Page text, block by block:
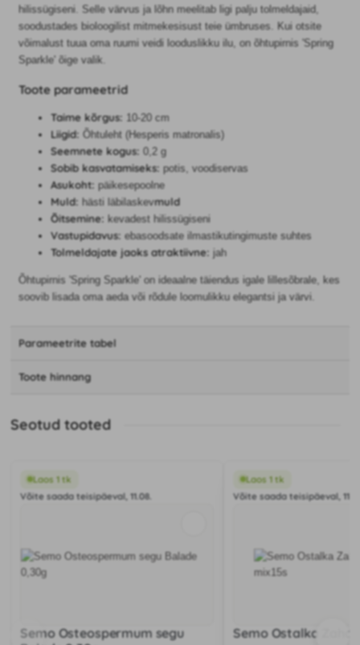
hilissügiseni. Selle värvus ja lõhn meelitab ligi palju tolmeldajaid,
soodustades bioloogilist mitmekesisust teie ümbruses. Kui otsite
võimalust tuua oma ruumi veidi looduslikku ilu, on õhtupirnis 'Spring
Sparkle' õige valik.
Toote parameetrid
Taime kõrgus: 10-20 cm
Liigid: Õhtuleht (Hesperis matronalis)
Seemnete kogus: 0,2 g
Sobib kasvatamiseks: potis, voodiservas
Asukoht: päikesepoolne
Muld: hästi läbilaskevmuld
Õitsemine: kevadest hilissügiseni
Vastupidavus: ebasoodsate ilmastikutingimuste suhtes
Tolmeldajate jaoks atraktiivne: jah
Õhtupirnis 'Spring Sparkle' on ideaalne täiendus igale lillesõbrale, kes
soovib lisada oma aeda või rõdule loomulikku elegantsi ja värvi.
Parameetrite tabel
Toote hinnang
Seotud tooted
Laos 1 tk
Võite saada teisipäeval, 11.08.
Semo Osteospermum segu
Laos 1 tk
Võite saada teisipäeval,
Semo Ostalka